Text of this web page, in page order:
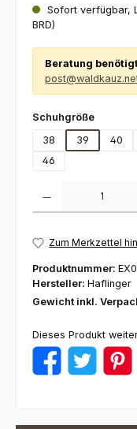
Sofort verfügbar,
BRD)
Beratung
Schuhgröße
38
39 40
46
Zum Merkzettel
Produktnummer:
Hersteller: Haflinger
Gewicht inkl.
Dieses Produkt